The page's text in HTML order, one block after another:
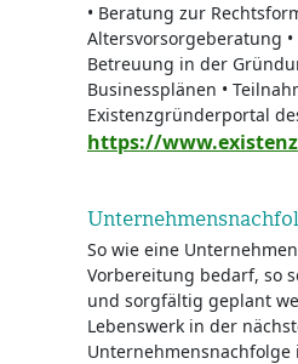
• Beratung zur
Altersvorsorgeberatung
Betreuung in der
Businessplänen •
Existenzgründerportal
https://
So wie eine
Vorbereitung bedarf, so
und sorgfältig geplant
Lebenswerk in der